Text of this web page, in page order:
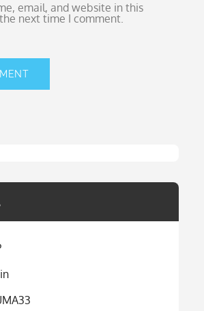
email, and website in this
next time I comment.